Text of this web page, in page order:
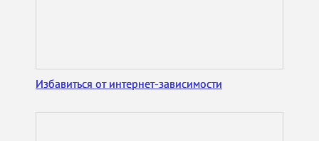
Избавиться от интернет-зависимости